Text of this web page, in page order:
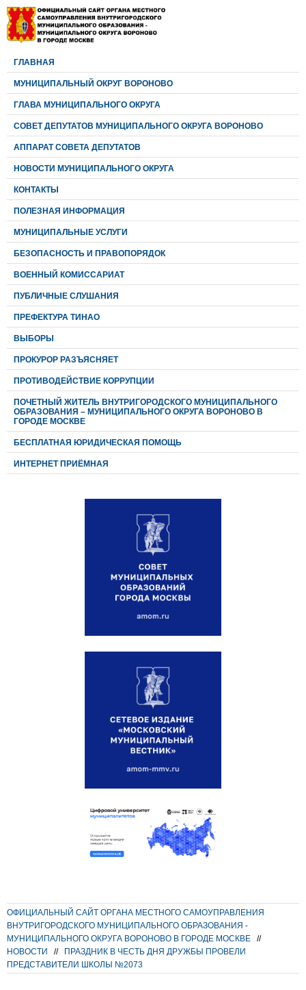
ГЛАВНАЯ
МУНИЦИПАЛЬНЫЙ ОКРУГ ВОРОНОВО
ГЛАВА МУНИЦИПАЛЬНОГО ОКРУГА
CОВЕТ ДЕПУТАТОВ МУНИЦИПАЛЬНОГО ОКРУГА ВОРОНОВО
АППАРАТ СОВЕТА ДЕПУТАТОВ
НОВОСТИ МУНИЦИПАЛЬНОГО ОКРУГА
КОНТАКТЫ
ПОЛЕЗНАЯ ИНФОРМАЦИЯ
МУНИЦИПАЛЬНЫЕ УСЛУГИ
БЕЗОПАСНОСТЬ И ПРАВОПОРЯДОК
ВОЕННЫЙ КОМИССАРИАТ
ПУБЛИЧНЫЕ СЛУШАНИЯ
ПРЕФЕКТУРА ТИНАО
ВЫБОРЫ
ПРОКУРОР РАЗЪЯСНЯЕТ
ПРОТИВОДЕЙСТВИЕ КОРРУПЦИИ
ПОЧЕТНЫЙ ЖИТЕЛЬ ВНУТРИГОРОДСКОГО МУНИЦИПАЛЬНОГО
ОБРАЗОВАНИЯ – МУНИЦИПАЛЬНОГО ОКРУГА ВОРОНОВО В
ГОРОДЕ МОСКВЕ
БЕСПЛАТНАЯ ЮРИДИЧЕСКАЯ ПОМОЩЬ
ИНТЕРНЕТ ПРИЁМНАЯ
ОФИЦИАЛЬНЫЙ САЙТ ОРГАНА МЕСТНОГО САМОУПРАВЛЕНИЯ
ВНУТРИГОРОДСКОГО МУНИЦИПАЛЬНОГО ОБРАЗОВАНИЯ -
МУНИЦИПАЛЬНОГО ОКРУГА ВОРОНОВО В ГОРОДЕ МОСКВЕ
//
НОВОСТИ
//
ПРАЗДНИК В ЧЕСТЬ ДНЯ ДРУЖБЫ ПРОВЕЛИ
ПРЕДСТАВИТЕЛИ ШКОЛЫ №2073